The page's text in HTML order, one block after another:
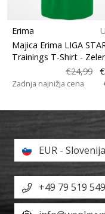
Erima
Majica Erima LIGA
Trainings T-Shirt -
€24,99
Zadnja najnižja cena
EUR -
+49 79 519